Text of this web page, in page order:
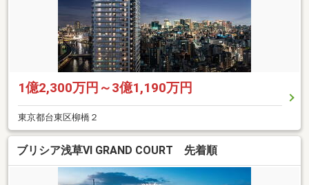
1億2,300万円～3億1,190万円
東京都台東区柳橋２
ブリシア浅草VI GRAND COURT 先着順